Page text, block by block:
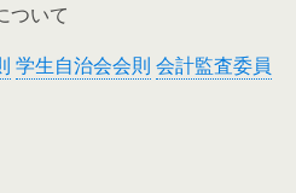
ついて
学生自治会会則 会計監査委員